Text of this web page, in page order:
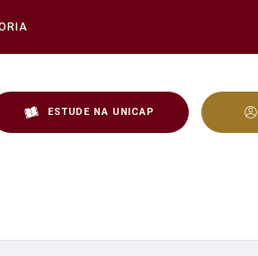
ESTUDE NA UNICAP